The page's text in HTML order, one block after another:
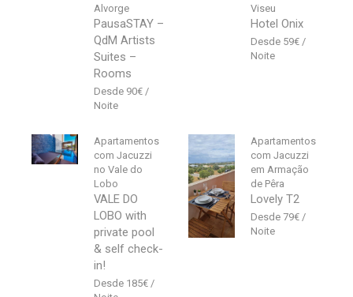
Alvorge
PausaSTAY –
QdM Artists
Suites –
Rooms
90€
Viseu
Hotel Onix
59€
Apartamentos
com Jacuzzi
no Vale do
Lobo
VALE DO
LOBO with
private pool
& self check-
in!
185€
Apartamentos
com Jacuzzi
em Armação
de Pêra
Lovely T2
79€